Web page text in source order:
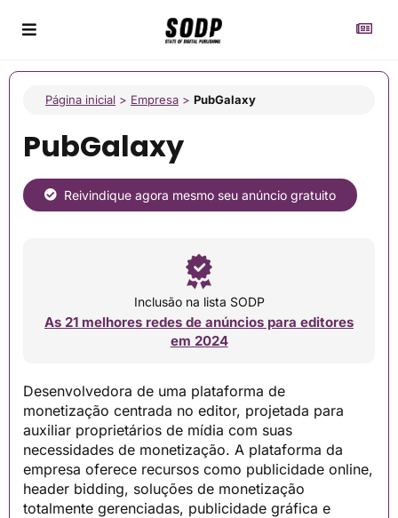
Página inicial > Empresa > PubGalaxy
PubGalaxy
Reivindique agora mesmo seu anúncio gratuito
Inclusão na lista SODP
As 21 melhores redes de anúncios para editores
em 2024
Desenvolvedora de uma plataforma de
monetização centrada no editor, projetada para
auxiliar proprietários de mídia com suas
necessidades de monetização. A plataforma da
empresa oferece recursos como publicidade online,
header bidding, soluções de monetização
totalmente gerenciadas, publicidade gráfica e